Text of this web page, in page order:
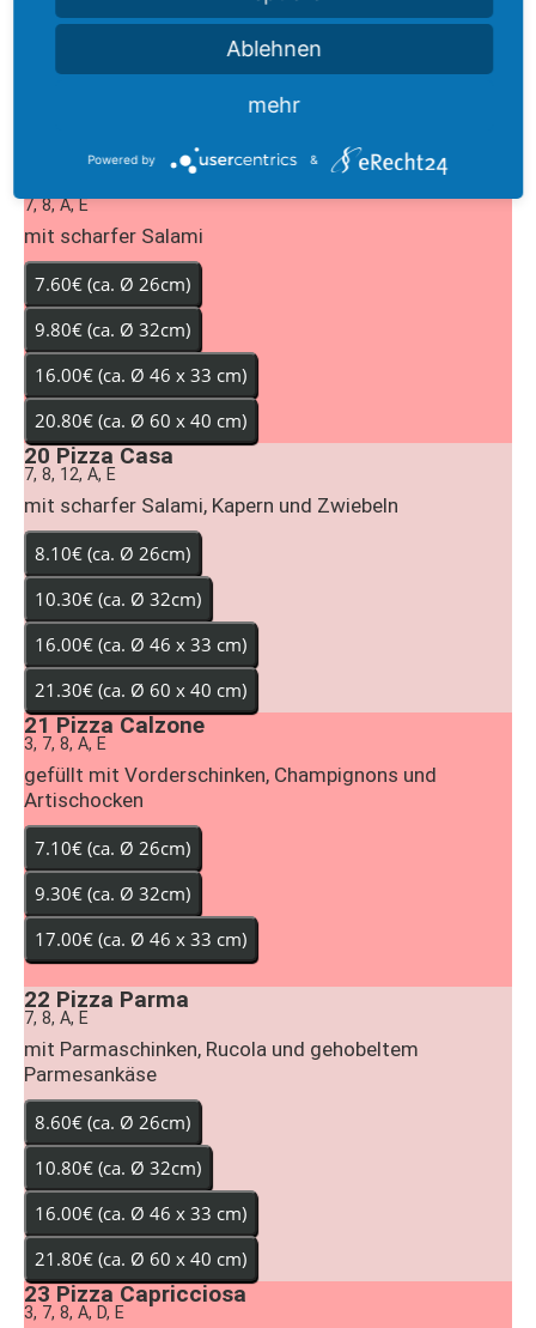
7, 8, A, E
mit scharfer Salami
20Pizza Casa
7, 8, 12, A, E
mit scharfer Salami, Kapern und Zwiebeln
21Pizza Calzone
3, 7, 8, A, E
gefüllt mit Vorderschinken, Champignons und
Artischocken
22 Pizza Parma
7, 8, A, E
mit Parmaschinken, Rucola und gehobeltem
Parmesankäse
23Pizza Capricciosa
3, 7, 8, A, D, E
Ablehnen
mehr
Powered by &